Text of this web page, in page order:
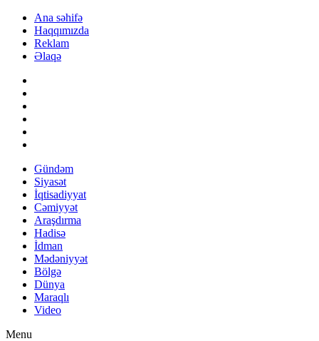
Ana səhifə
Haqqımızda
Reklam
Əlaqə
Gündəm
Siyasət
İqtisadiyyat
Cəmiyyət
Araşdırma
Hadisə
İdman
Mədəniyyət
Bölgə
Dünya
Maraqlı
Video
Menu